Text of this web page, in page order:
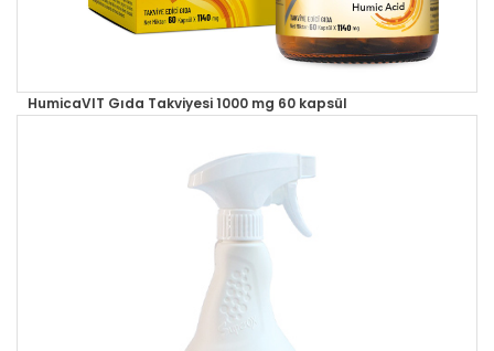
HumicaVIT Gıda Takviyesi 1000 mg 60 kapsül